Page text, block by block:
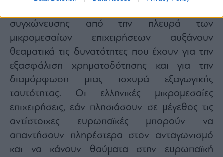
συγχώνευσης από την πλευρά των
μικρομεσαίων επιχειρήσεων αυξάνουν
θεαματικά τις δυνατότητες που έχουν για την
εξασφάλιση χρηματοδότησης και για την
διαμόρφωση μιας ισχυρά εξαγωγικής
ταυτότητας. Οι ελληνικές μικρομεσαίες
επιχειρήσεις, εάν πλησιάσουν σε μέγεθος τις
αντίστοιχες ευρωπαϊκές μπορούν να
απαντήσουν πληρέστερα στον ανταγωνισμό
και να κάνουν θαύματα στην ευρωπαϊκή